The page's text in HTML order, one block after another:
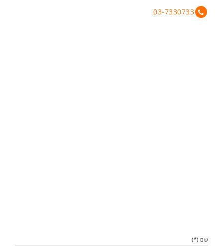
03-7330733
שם (*)